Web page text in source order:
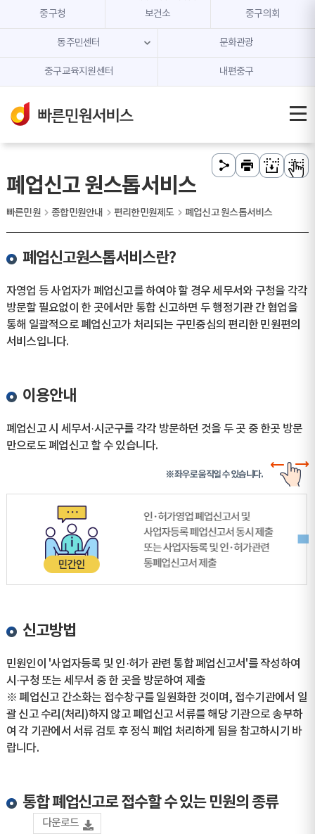
본문 내용 바로가기
주메뉴 바로가기
중구청 보건소 중구의회
동주민센터 문화관광
중구교육지원센터 내편중구
폐업신고 원스톱서비스
빠른민원 종합민원안내 편리한민원제도 폐업신고 원스톱서비스
폐업신고원스톱서비스란?
자영업 등 사업자가 폐업신고를 하여야 할 경우 세무서와 구청을 각각
방문할 필요없이 한 곳에서만 통합 신고하면 두 행정기관 간 협업을
통해 일괄적으로 폐업신고가 처리되는 구민중심의 편리한 민원편의
서비스입니다.
이용안내
폐업신고 시 세무서·시군구를 각각 방문하던 것을 두 곳 중 한곳 방문
만으로도 폐업신고 할 수 있습니다.
※ 좌우로 움직일 수 있습니다.
신고방법
민원인이 '사업자등록 및 인·허가 관련 통합 폐업신고서'를 작성하여
시·구청 또는 세무서 중 한 곳을 방문하여 제출
※ 폐업신고 간소화는 접수창구를 일원화한 것이며, 접수기관에서 일
괄 신고 수리(처리)하지 않고 폐업신고 서류를 해당 기관으로 송부하
여 각 기관에서 서류 검토 후 정식 폐업 처리하게 됨을 참고하시기 바
랍니다.
통합 폐업신고로 접수할 수 있는 민원의 종류
다운로드